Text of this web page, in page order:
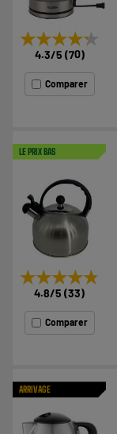
★★★★★
★★★★★
4.3/5 (70)
Comparer
LE PRIX BAS
★★★★★
★★★★★
4.8/5 (33)
Comparer
ARRIVAGE